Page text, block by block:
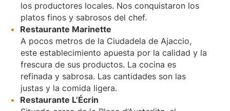
los productores locales. Nos conquistaron los
platos finos y sabrosos del chef.
Restaurante Marinette
A pocos metros de la Ciudadela de Ajaccio,
este establecimiento apuesta por la calidad y la
frescura de sus productos. La cocina es
refinada y sabrosa. Las cantidades son las
justas y la comida ligera.
Restaurante L’Écrin